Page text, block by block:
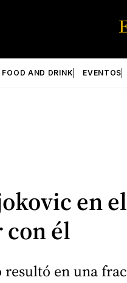
FOOD AND DRINK EVENTOS
en
con él
resultó en una